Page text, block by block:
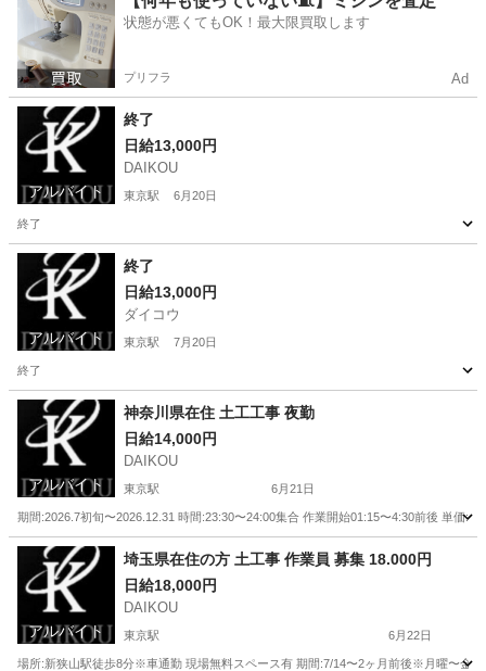
状態が悪くてもOK！最大限買取します
プリフラ Ad
アルバイト
終了
日給13,000円
DAIKOU
東京駅 6月20日
終了
東京 中央区 東京駅
アルバイト
終了
日給13,000円
ダイコウ
東京駅 7月20日
終了
東京 中央区 東京駅 建築 ショートメール
アルバイト
神奈川県在住 土工工事 夜勤
日給14,000円
DAIKOU
東京駅 6月21日
期間:2026.7初旬〜2026.12.31 時間:23:30〜24:00集合 作業開始01:15〜4:30前後 単価
東京 中央区 東京駅 その他 玉掛け
アルバイト
埼玉県在住の方 土工事 作業員 募集 18.000円
日給18,000円
DAIKOU
東京駅 6月22日
場所:新狭山駅徒歩8分※車通勤 現場無料スペース有 期間:7/14〜2ヶ月前後※月曜〜金